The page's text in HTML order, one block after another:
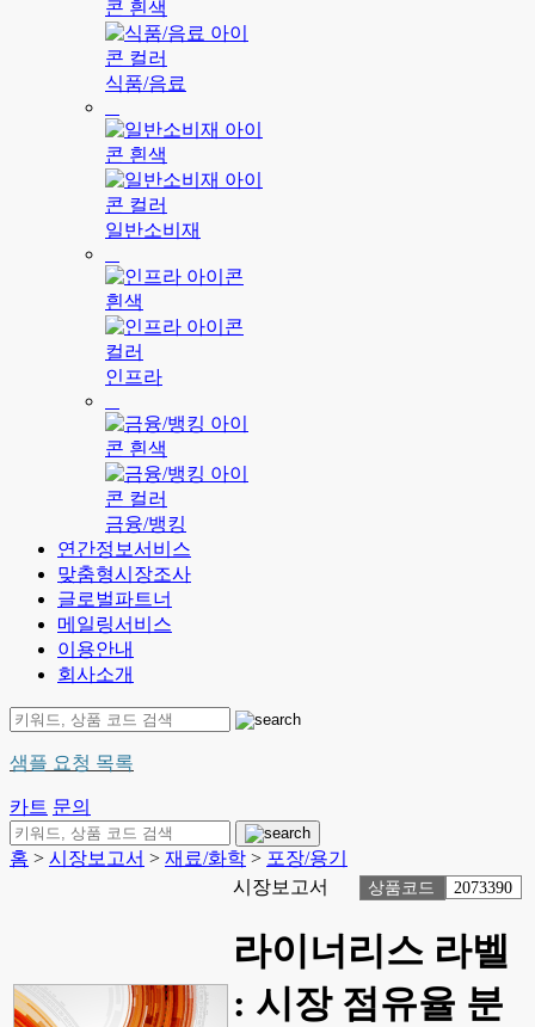
식품/음료
일반소비재
인프라
금융/뱅킹
연간정보서비스
맞춤형시장조사
글로벌파트너
메일링서비스
이용안내
회사소개
샘플 요청 목록
카트 문의
홈 > 시장보고서 > 재료/화학 > 포장/용기
시장보고서
상품코드 2073390
라이너리스 라벨
: 시장 점유율 분